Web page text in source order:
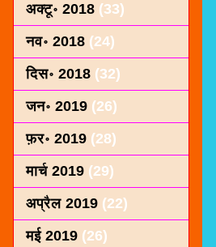
अक्टू॰ 2018 (33)
नव॰ 2018 (24)
दिस॰ 2018 (32)
जन॰ 2019 (26)
फ़र॰ 2019 (28)
मार्च 2019 (29)
अप्रैल 2019 (22)
मई 2019 (26)